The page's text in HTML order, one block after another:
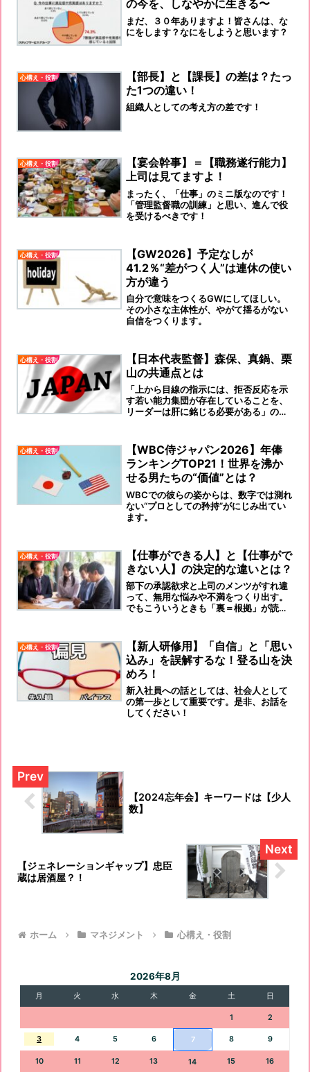
の今を、しなやかに生きる〜
まだ、３０年ありますよ！皆さんは、な
にをします？なにをしようと思います？
心構え・役割
【部長】と【課長】の差は？たっ
た1つの違い！
組織人としての考え方の差です！
心構え・役割
【宴会幹事】＝【職務遂行能力】
上司は見てますよ！
まったく、「仕事」のミニ版なのです！
「管理監督職の訓練」と思い、進んで役
を受けるべきです！
心構え・役割
【GW2026】予定なしが
41.2％“差がつく人”は連休の使い
方が違う
自分で意味をつくるGWにしてほしい。
その小さな主体性が、やがて揺るがない
自信をつくります。
心構え・役割
【日本代表監督】森保、真鍋、栗
山の共通点とは
「上から目線の指示には、拒否反応を示
す若い能力集団が存在していることを、
リーダーは肝に銘じる必要がある」ので
心構え・役割
【WBC侍ジャパン2026】年俸
ランキングTOP21！世界を沸か
せる男たちの“価値”とは？
WBCでの彼らの姿からは、数字では測れ
ない“プロとしての矜持”がにじみ出てい
ます。
心構え・役割
【仕事ができる人】と【仕事がで
きない人】の決定的な違いとは？
部下の承認欲求と上司のメンツがすれ違
って、無用な悩みや不満をつくり出す。
でもこういうときも「裏＝根拠」が読め
心構え・役割
【新人研修用】「自信」と「思い
込み」を誤解するな！登る山を決
めろ！
新入社員への話としては、社会人として
の第一歩として重要です。是非、お話を
してください！
【2024忘年会】キーワードは【少人
数】
【ジェネレーションギャップ】忠臣
蔵は居酒屋？！
ホーム マネジメント 心構え・役割
2026年8月
月 火 水 木 金 土 日
1 2
3 4 5 6 7 8 9
10 11 12 13 14 15 16